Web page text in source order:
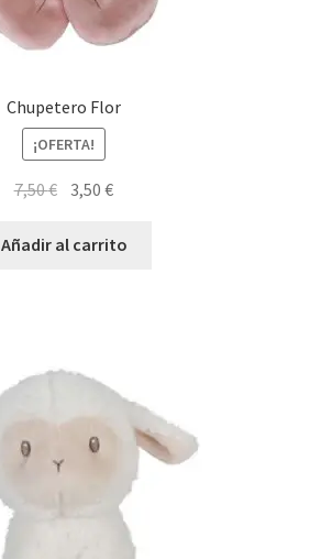
Chupetero Flor
¡OFERTA!
7,50€ El
original
3,50€El
actual
Añadir al carrito